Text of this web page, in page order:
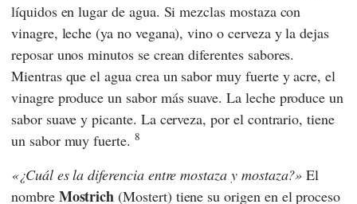
líquidos en lugar de agua. Si mezclas mostaza con
vinagre, leche (ya no vegana), vino o cerveza y la dejas
reposar unos minutos se crean diferentes sabores.
Mientras que el agua crea un sabor muy fuerte y acre, el
vinagre produce un sabor más suave. La leche produce un
sabor suave y picante. La cerveza, por el contrario, tiene
un sabor muy fuerte. 8
¿Cuál es la diferencia entre mostaza y mostaza? El
nombre Mostrich (Mostert) tiene su origen en el proceso